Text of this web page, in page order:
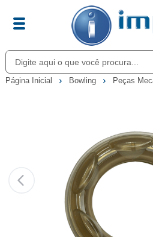
Página Inicial Bowling Peças